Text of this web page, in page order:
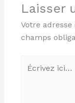
Laisser
Votre
champs
ici…